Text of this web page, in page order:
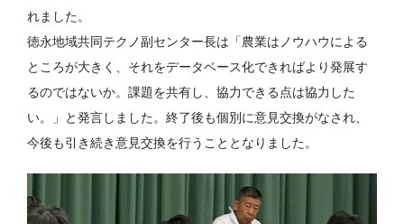
れました。
徳永地域共同テクノ副センター長は「農業はノウハウによる
ところが大きく、それをデータベース化できればより発展す
るのではないか。課題を共有し、協力できる点は協力した
い。」と発言しました。終了後も個別に意見交換がなされ、
今後も引き続き意見交換を行うこととなりました。